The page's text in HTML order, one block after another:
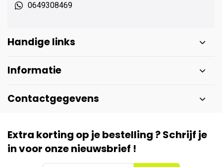
0649308469
Handige links
Informatie
Contactgegevens
Extra korting op je bestelling ? Schrijf je
in voor onze nieuwsbrief !